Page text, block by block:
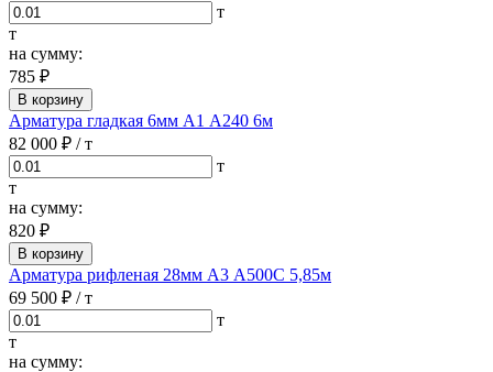
т
т
на сумму:
785 ₽
В корзину
Арматура гладкая 6мм А1 А240 6м
82 000 ₽ / т
т
т
на сумму:
820 ₽
В корзину
Арматура рифленая 28мм А3 А500С 5,85м
69 500 ₽ / т
т
т
на сумму: